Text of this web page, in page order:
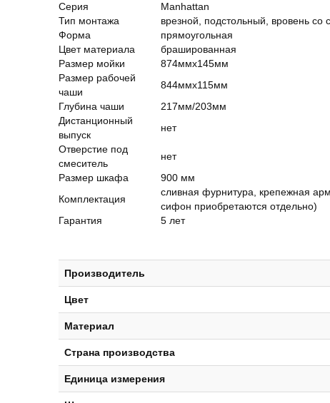
Серия
Manhattan
Тип монтажа
врезной, подстольный, вровень со
Форма
прямоугольная
Цвет материала
брашированная
Размер мойки
874ммх145мм
Размер рабочей
чаши
844ммх115мм
Глубина чаши
217мм/203мм
Дистанционный
выпуск
нет
Отверстие под
смеситель
нет
Размер шкафа
900 мм
Комплектация
сливная фурнитура, крепежная
сифон приобретаются отдельно)
Гарантия
5 лет
Производитель
Цвет
Материал
Страна производства
Единица измерения